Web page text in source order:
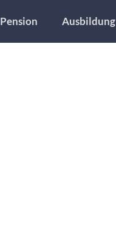
Pension Ausbildung